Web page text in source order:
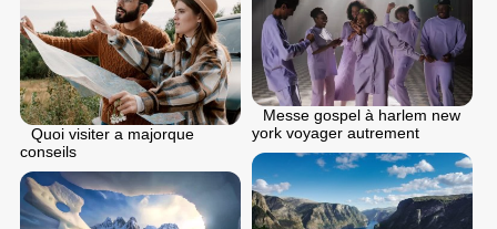
Messe gospel à harlem new
york voyager autrement
Quoi visiter a majorque
conseils